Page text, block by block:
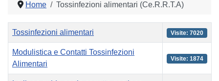
Home Tossinfezioni alimentari (Ce.R.R.T.A)
Titolo Visite
Tossinfezioni alimentari Visite: 7020
Modulistica e Contatti Tossinfezioni
Alimentari
Visite: 1874